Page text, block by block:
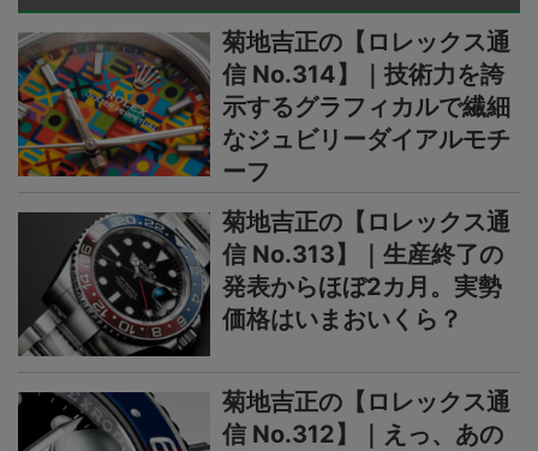
菊地吉正の【ロレックス通
信 No.314】｜技術力を誇
示するグラフィカルで繊細
なジュビリーダイアルモチ
ーフ
菊地吉正の【ロレックス通
信 No.313】｜生産終了の
発表からほぼ2カ月。実勢
価格はいまおいくら？
菊地吉正の【ロレックス通
信 No.312】｜えっ、あの